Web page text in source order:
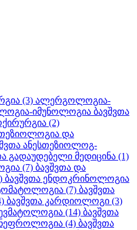
(3) ალერგოლოგია-
იმუნოლოგია ბავშვთა
(2)
და
ანესთეზიოლოგ-
გადაუდებელი მედიცინა (1)
(7) ბავშვთა და
ბავშვთა ენდოკრინოლოგია
(7) ბავშვთა
ბავშვთა კარდიოლოგი (3)
(14) ბავშვთა
ნეფროლოგია (4) ბავშვთა